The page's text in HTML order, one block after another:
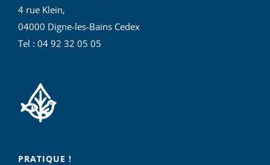
4 rue Klein,
04000 Digne-les-Bains Cedex
Tel : 04 92 32 05 05
PRATIQUE !